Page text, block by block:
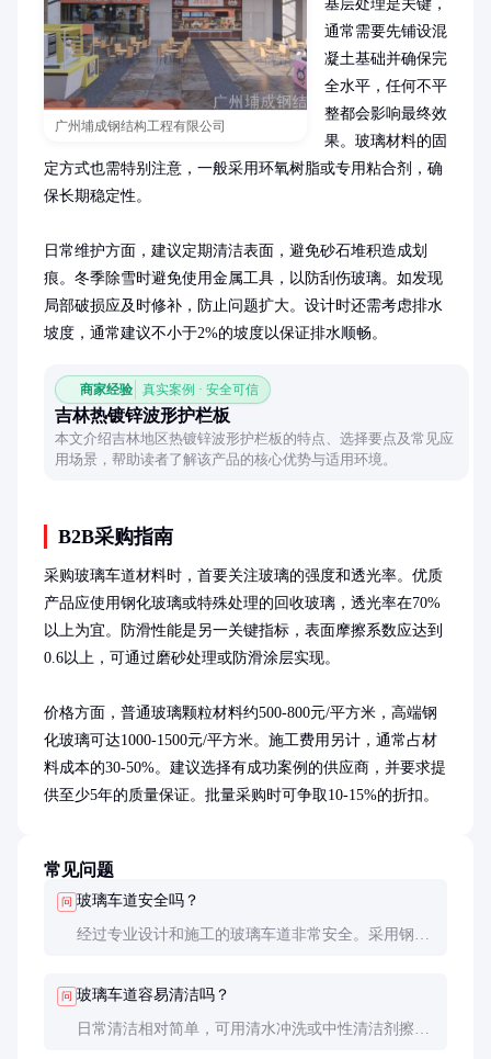
广州埔成钢结构工程有限公司
基层处理是关键，
通常需要先铺设混
凝土基础并确保完
全水平，任何不平
整都会影响最终效
果。玻璃材料的固
定方式也需特别注意，一般采用环氧树脂或专用粘合剂，确
保长期稳定性。
日常维护方面，建议定期清洁表面，避免砂石堆积造成划
痕。冬季除雪时避免使用金属工具，以防刮伤玻璃。如发现
局部破损应及时修补，防止问题扩大。设计时还需考虑排水
坡度，通常建议不小于2%的坡度以保证排水顺畅。
商家经验 真实案例 · 安全可信
吉林热镀锌波形护栏板
本文介绍吉林地区热镀锌波形护栏板的特点、选择要点及常见应
用场景，帮助读者了解该产品的核心优势与适用环境。
B2B采购指南
采购玻璃车道材料时，首要关注玻璃的强度和透光率。优质
产品应使用钢化玻璃或特殊处理的回收玻璃，透光率在70%
以上为宜。防滑性能是另一关键指标，表面摩擦系数应达到
0.6以上，可通过磨砂处理或防滑涂层实现。
价格方面，普通玻璃颗粒材料约500-800元/平方米，高端钢
化玻璃可达1000-1500元/平方米。施工费用另计，通常占材
料成本的30-50%。建议选择有成功案例的供应商，并要求提
供至少5年的质量保证。批量采购时可争取10-15%的折扣。
常见问题
问 玻璃车道安全吗？
经过专业设计和施工的玻璃车道非常安全。采用钢化
问 玻璃车道容易清洁吗？
日常清洁相对简单，可用清水冲洗或中性清洁剂擦